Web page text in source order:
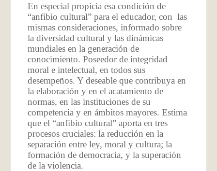
En especial propicia esa condición de
“anfibio cultural” para el educador, con las
mismas consideraciones, informado sobre
la diversidad cultural y las dinámicas
mundiales en la generación de
conocimiento. Poseedor de integridad
moral e intelectual, en todos sus
desempeños. Y deseable que contribuya en
la elaboración y en el acatamiento de
normas, en las instituciones de su
competencia y en ámbitos mayores. Estima
que el “anfibio cultural” aporta en tres
procesos cruciales: la reducción en la
separación entre ley, moral y cultura; la
formación de democracia, y la superación
de la violencia.